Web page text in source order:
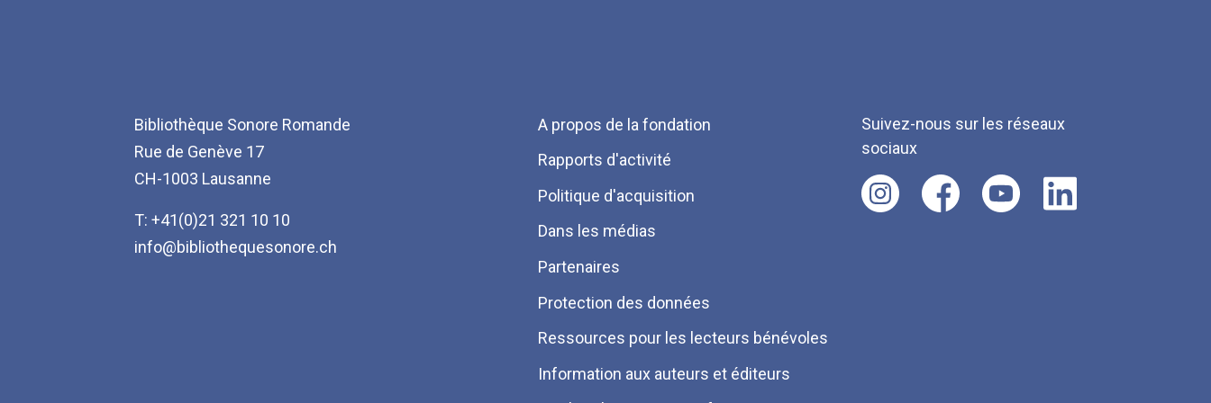
Bibliothèque Sonore Romande
Rue de Genève 17
CH-1003 Lausanne
T: +41(0)21 321 10 10
info@bibliothequesonore.ch
Menu
Pied
de
page
A propos de la fondation
Rapports d'activité
Politique d'acquisition
Dans les médias
Partenaires
Protection des données
Ressources pour les lecteurs bénévoles
Information aux auteurs et éditeurs
Suivez-nous sur les réseaux
sociaux